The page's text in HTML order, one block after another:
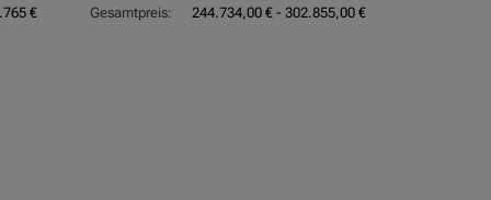
€
Gesamtpreis:
244.734,00 € - 302.855,00 €